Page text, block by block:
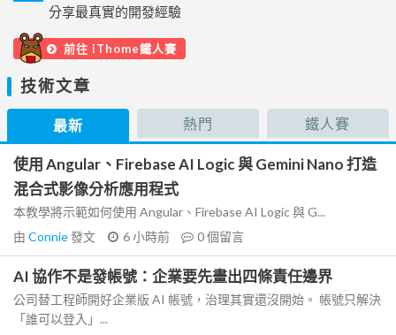
分享最真實的開發經驗
前往 iThome鐵人賽
技術文章
最新 熱門 鐵人賽
使用 Angular、Firebase AI Logic 與 Gemini Nano 打造
混合式影像分析應用程式
本教學將示範如何使用 Angular、Firebase AI Logic 與 G...
由 Connie發文 6 小時前 0個留言
AI 協作不是發帳號：企業要先畫出四條責任邊界
公司替工程師開好企業版 AI 帳號，治理其實還沒開始。 帳號只解決
「誰可以登入」...